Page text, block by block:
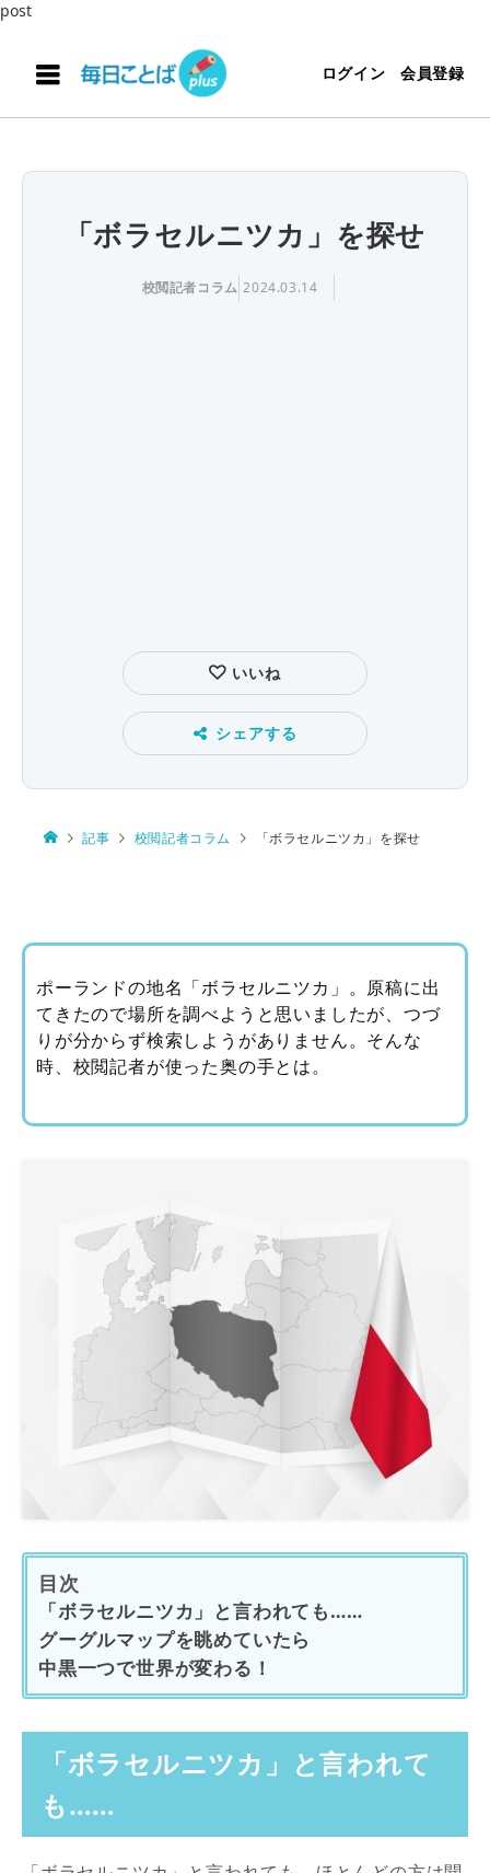
post
ログイン 会員登録
「ボラセルニツカ」を探せ
校閲記者コラム 2024.03.14
いいね
シェアする
記事 校閲記者コラム 「ボラセルニツカ」を探せ
ポーランドの地名「ボラセルニツカ」。原稿に出
てきたので場所を調べようと思いましたが、つづ
りが分からず検索しようがありません。そんな
時、校閲記者が使った奥の手とは。
目次
「ボラセルニツカ」と言われても……
グーグルマップを眺めていたら
中黒一つで世界が変わる！
「ボラセルニツカ」と言われて
も……